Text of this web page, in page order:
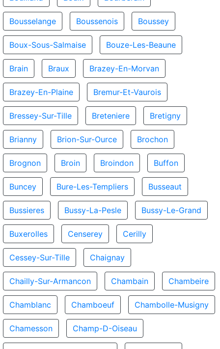
Bousselange Boussenois Boussey
Boux-Sous-Salmaise Bouze-Les-Beaune
Brain Braux Brazey-En-Morvan
Brazey-En-Plaine Bremur-Et-Vaurois
Bressey-Sur-Tille Breteniere Bretigny
Brianny Brion-Sur-Ource Brochon
Brognon Broin Broindon Buffon
Buncey Bure-Les-Templiers Busseaut
Bussieres Bussy-La-Pesle Bussy-Le-Grand
Buxerolles Censerey Cerilly
Cessey-Sur-Tille Chaignay
Chailly-Sur-Armancon Chambain Chambeire
Chamblanc Chamboeuf Chambolle-Musigny
Chamesson Champ-D-Oiseau